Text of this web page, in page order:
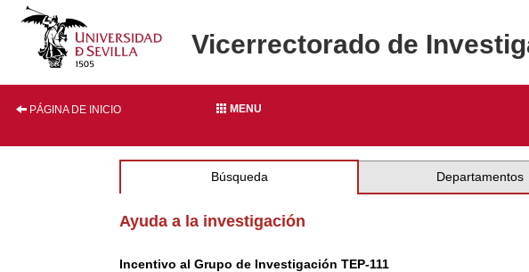
Vicerrectorado de
PÁGINA DE INICIO MENU
Búsqueda Departamentos
Ayuda a la investigación
Incentivo al Grupo de Investigación TEP-111